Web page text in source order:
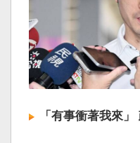
「有事衝著我來